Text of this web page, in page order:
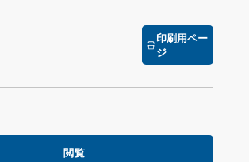
印刷用ペー
ジ
閲覧